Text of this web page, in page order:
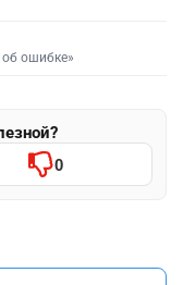
ошибке»
0